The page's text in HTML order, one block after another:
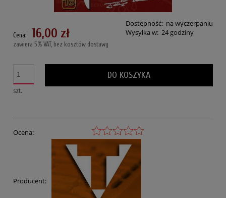
Dostępność: na wyczerpaniu
Wysyłka w: 24 godziny
Cena: 16,00 zł
zawiera 5% VAT, bez kosztów dostawy
szt.
DO KOSZYKA
Ocena:
Producent: